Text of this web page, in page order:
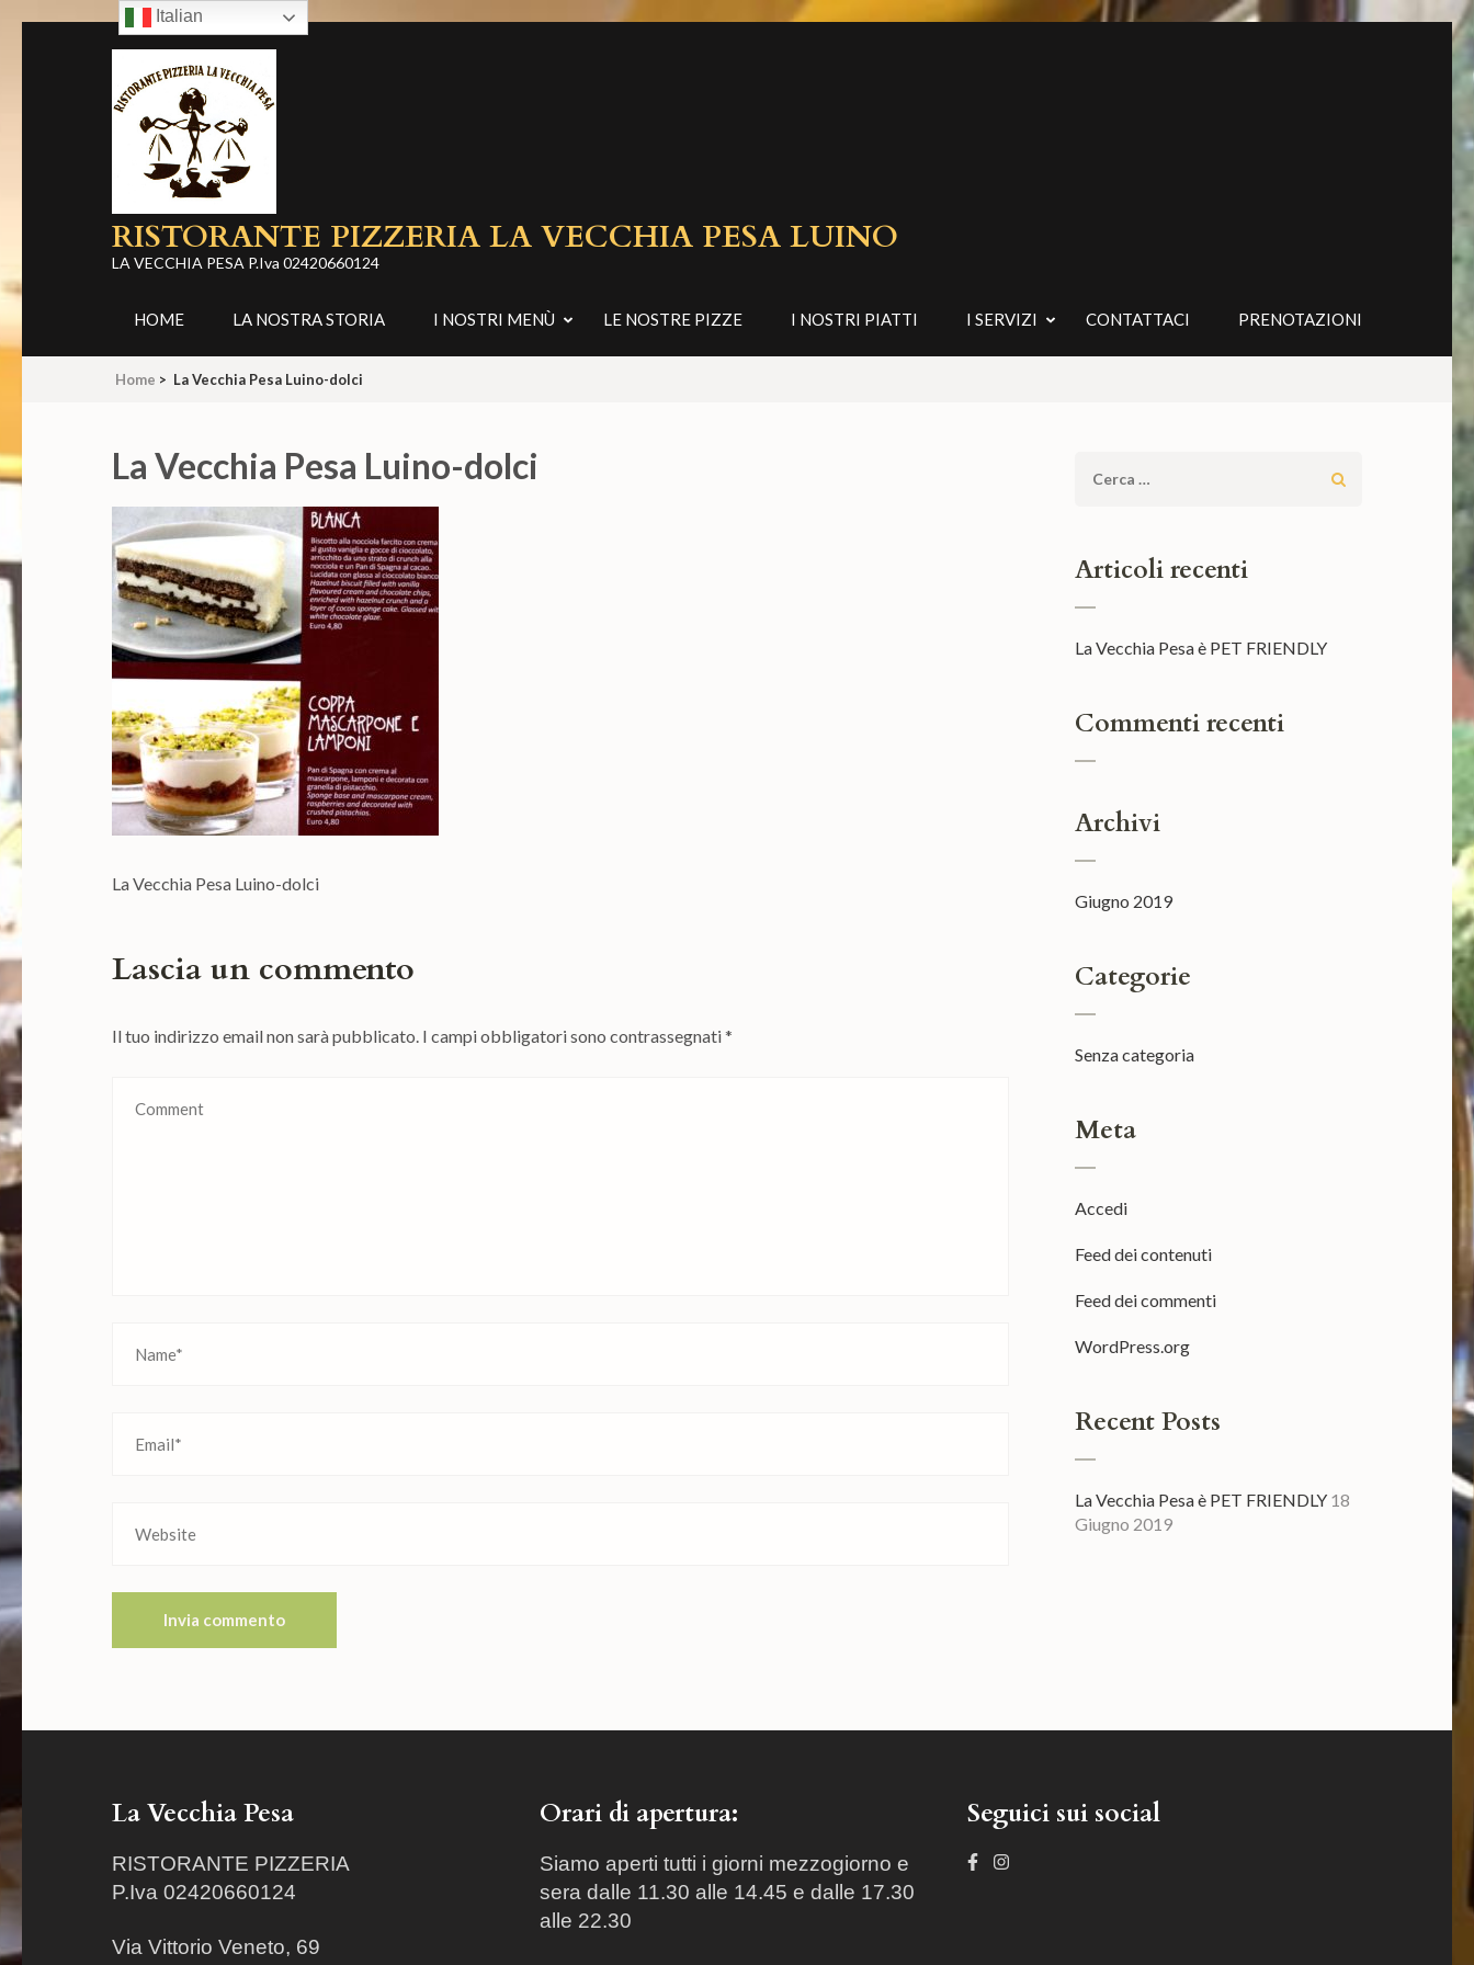
RISTORANTE PIZZERIA LA VECCHIA PESA LUINO
LA VECCHIA PESA P.Iva 02420660124
HOME LA NOSTRA STORIA I NOSTRI MENÙ LE NOSTRE PIZZE I NOSTRI PIATTI I SERVIZI CONTATTACI PRENOTAZIONI
Home > La Vecchia Pesa Luino-dolci
La Vecchia Pesa Luino-dolci
La Vecchia Pesa Luino-dolci
Lascia un commento
Il tuo indirizzo email non sarà pubblicato. I campi obbligatori sono contrassegnati*
Ricerca
Articoli recenti
La Vecchia Pesa è PET FRIENDLY
Commenti recenti
Archivi
Giugno 2019
Categorie
Senza categoria
Meta
Accedi
Feed dei contenuti
Feed dei commenti
WordPress.org
Recent Posts
La Vecchia Pesa è PET FRIENDLY 18
Giugno 2019
La Vecchia Pesa
RISTORANTE PIZZERIA
P.Iva 02420660124
Via Vittorio Veneto, 69
Orari di apertura:
Siamo aperti tutti i giorni mezzogiorno e
sera dalle 11.30 alle 14.45 e dalle 17.30
alle 22.30
Seguici sui social
Italian